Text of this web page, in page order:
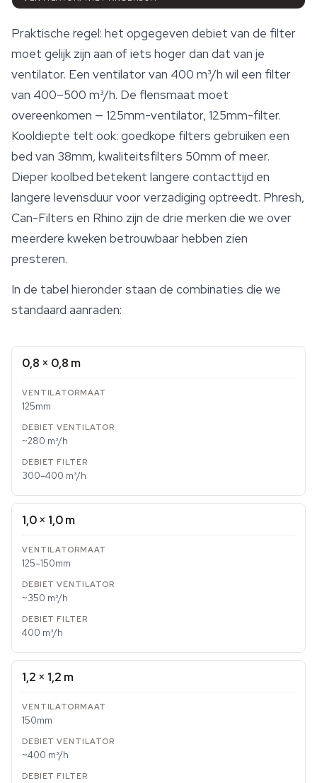
Praktische regel: het opgegeven debiet van de filter
moet gelijk zijn aan of iets hogerdan dat van je
ventilator. Een ventilator van 400 m³/h wil een filter
van 400–500 m³/h. De flensmaat moet
overeenkomen — 125mm-ventilator, 125mm-filter.
Kooldiepte telt ook: goedkope filters gebruiken een
bed van 38mm, kwaliteitsfilters 50mm of meer.
Dieper koolbed betekent langere contacttijd en
langere levensduur voor verzadiging optreedt. Phresh,
Can-Filters en Rhino zijn de drie merken die we over
meerdere kweken betrouwbaar hebben zien
presteren.
In de tabel hieronder staan de combinaties die we
standaard aanraden:
0,8 × 0,8 m
125mm
~280 m³/h
300–400 m³/h
1,0 × 1,0 m
125–150mm
~350 m³/h
400 m³/h
1,2 × 1,2 m
150mm
~400 m³/h